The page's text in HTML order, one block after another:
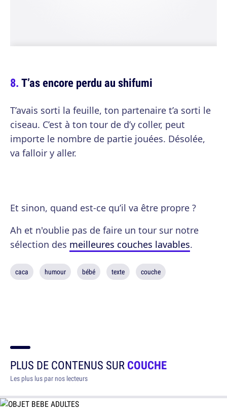
T’as encore perdu au shifumi
T’avais sorti la feuille, ton partenaire t’a sorti le
ciseau. C’est à ton tour de d’y coller, peut
importe le nombre de partie jouées. Désolée,
va falloir y aller.
Et sinon, quand est-ce qu’il va être propre ?
Ah et n'oublie pas de faire un tour sur notre
sélection des meilleures couches lavables.
caca humour bébé texte couche
PLUS DE CONTENUS SURCOUCHE
Les plus lus par nos lecteurs